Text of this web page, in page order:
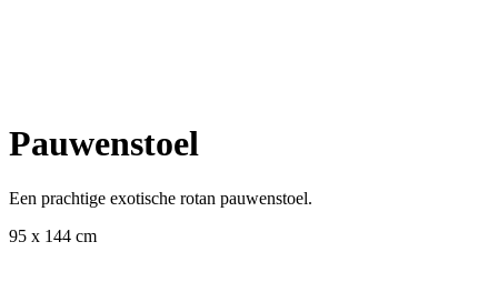
Pauwenstoel
Een prachtige exotische rotan pauwenstoel.
95 x 144 cm